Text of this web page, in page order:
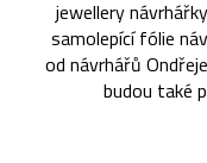
jewellery
samolepící fólie
od návrhářů
budou také